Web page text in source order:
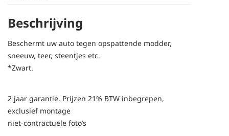
Beschrijving
Beschermt uw auto tegen opspattende modder,
sneeuw, teer, steentjes etc.
*Zwart.
2 jaar garantie. Prijzen 21% BTW inbegrepen,
exclusief montage
niet-contractuele foto’s